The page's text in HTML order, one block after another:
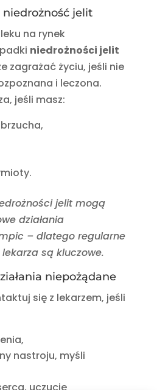
niedrożność jelit
na rynek
niedrożności jelit
zagrażać życiu, jeśli nie
i leczona.
jeśli masz:
jelit mogą
działania
– dlatego regularne
są kluczowe.
niepożądane
się z lekarzem, jeśli
nastroju, myśli
uczucie